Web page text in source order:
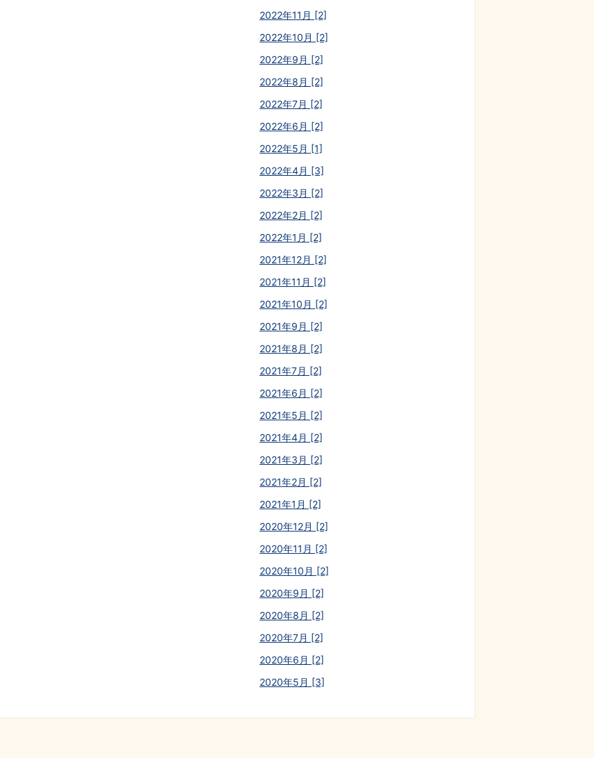
2022年11月 [2]
2022年10月 [2]
2022年9月 [2]
2022年8月 [2]
2022年7月 [2]
2022年6月 [2]
2022年5月 [1]
2022年4月 [3]
2022年3月 [2]
2022年2月 [2]
2022年1月 [2]
2021年12月 [2]
2021年11月 [2]
2021年10月 [2]
2021年9月 [2]
2021年8月 [2]
2021年7月 [2]
2021年6月 [2]
2021年5月 [2]
2021年4月 [2]
2021年3月 [2]
2021年2月 [2]
2021年1月 [2]
2020年12月 [2]
2020年11月 [2]
2020年10月 [2]
2020年9月 [2]
2020年8月 [2]
2020年7月 [2]
2020年6月 [2]
2020年5月 [3]